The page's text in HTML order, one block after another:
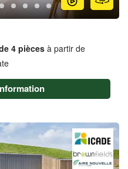
4 piècesà partir de